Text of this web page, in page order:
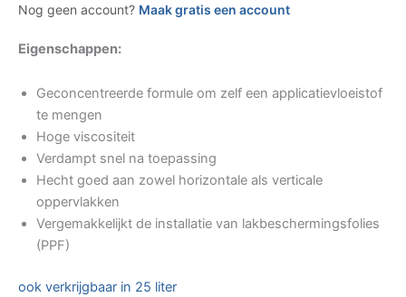
Nog geen account? Maak gratis een account
Eigenschappen:
Geconcentreerde formule om zelf een applicatievloeistof
te mengen
Hoge viscositeit
Verdampt snel na toepassing
Hecht goed aan zowel horizontale als verticale
oppervlakken
Vergemakkelijkt de installatie van lakbeschermingsfolies
(PPF)
ook verkrijgbaar in 25 liter